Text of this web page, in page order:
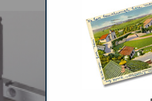
Lieferzeit: 3-4
37,00 €
Inkl. 19% MwSt.
Anzahl: